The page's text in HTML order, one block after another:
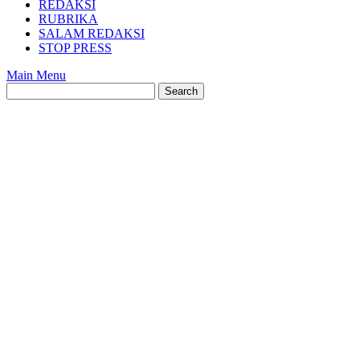
REDAKSI
RUBRIKA
SALAM REDAKSI
STOP PRESS
Main Menu